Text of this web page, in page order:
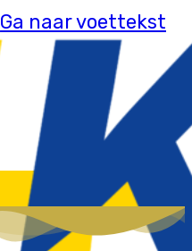
Ga naar voettekst